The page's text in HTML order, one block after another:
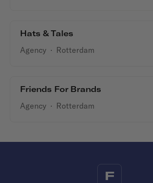
Hats & Tales
Agency · Rotterdam
Friends For Brands
Agency · Rotterdam
F